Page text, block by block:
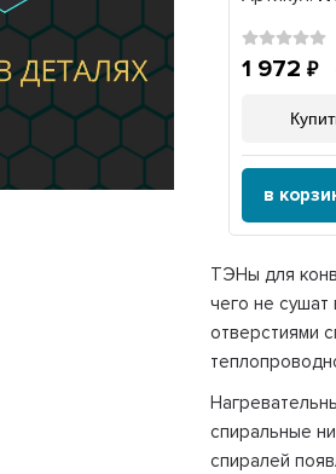
1 972
в
ТЭНы для
чего не
отверстиями
спиральные
спиралей